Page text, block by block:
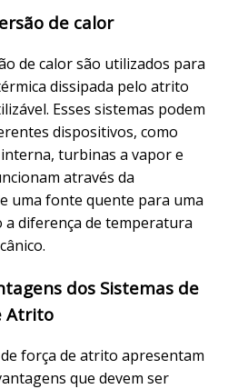
de calor
de calor são utilizados para
dissipada pelo atrito
Esses sistemas podem
dispositivos, como
turbinas a vapor e
através da
uma fonte quente para uma
diferença de temperatura
dos Sistemas de
Atrito
força de atrito apresentam
que devem ser